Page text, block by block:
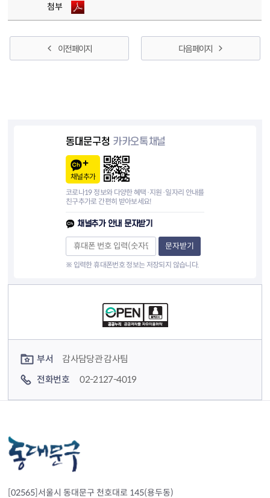
첨부
이전 페이지 다음 페이지
동대문구청 카카오톡채널
채널추가
코로나19 정보와 다양한 혜택·지원·일자리 안내를
친구추가로 간편히 받아보세요!
채널추가 안내 문자받기
문자받기
※ 입력한 휴대폰번호 정보는 저장되지 않습니다.
부서
감사담당관 감사팀
전화번호
02-2127-4019
[02565]서울시 동대문구 천호대로 145(용두동)